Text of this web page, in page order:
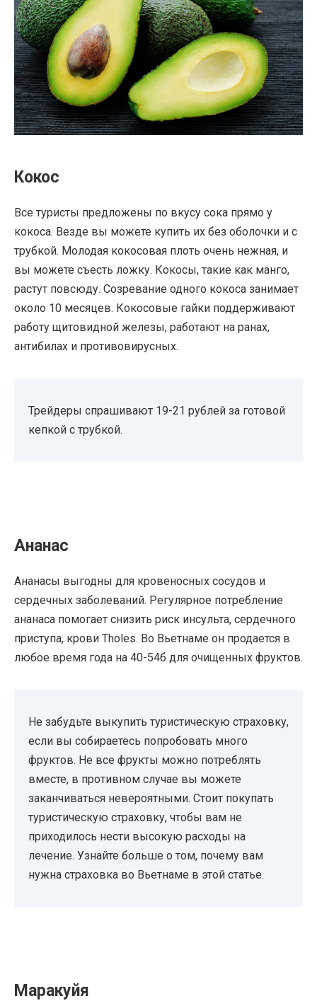
Кокос
Все туристы предложены по вкусу сока прямо у
кокоса. Везде вы можете купить их без оболочки и с
трубкой. Молодая кокосовая плоть очень нежная, и
вы можете съесть ложку. Кокосы, такие как манго,
растут повсюду. Созревание одного кокоса занимает
около 10 месяцев. Кокосовые гайки поддерживают
работу щитовидной железы, работают на ранах,
антибилах и противовирусных.
Трейдеры спрашивают 19-21 рублей за готовой
кепкой с трубкой.
Ананас
Ананасы выгодны для кровеносных сосудов и
сердечных заболеваний. Регулярное потребление
ананаса помогает снизить риск инсульта, сердечного
приступа, крови Tholes. Во Вьетнаме он продается в
любое время года на 40-54б для очищенных фруктов.
Не забудьте выкупить туристическую страховку,
если вы собираетесь попробовать много
фруктов. Не все фрукты можно потреблять
вместе, в противном случае вы можете
заканчиваться невероятными. Стоит покупать
туристическую страховку, чтобы вам не
приходилось нести высокую расходы на
лечение. Узнайте больше о том, почему вам
нужна страховка во Вьетнаме в этой статье.
Маракуйя